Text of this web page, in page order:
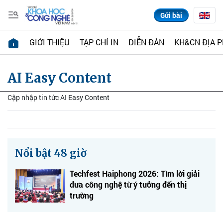
Gửi bài
GIỚI THIỆU TẠP CHÍ IN DIỄN ĐÀN KH&CN ĐỊA
AI Easy Content
Cập nhập tin tức AI Easy Content
Nổi bật 48 giờ
Techfest Haiphong 2026: Tìm lời giải
đưa công nghệ từ ý tưởng đến thị
trường